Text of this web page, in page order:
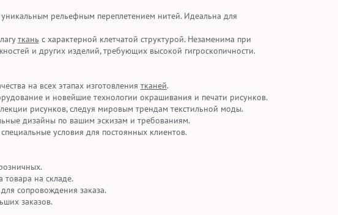
уникальным рельефным переплетением нитей. Идеальна для
ткань с характерной клетчатой структурой. Незаменима при
и других изделий, требующих высокой гигроскопичности.
на всех этапах изготовления тканей.
и новейшие технологии окрашивания и печати рисунков.
рисунков, следуя мировым трендам текстильной моды.
дизайны по вашим эскизам и требованиям.
условия для постоянных клиентов.
товара на складе.
сопровождения заказа.
заказов.